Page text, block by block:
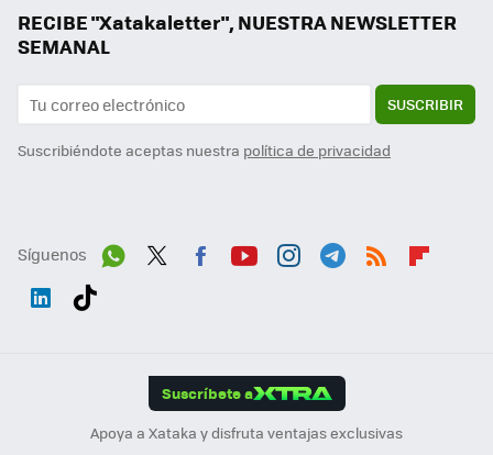
RECIBE "Xatakaletter", NUESTRA NEWSLETTER
SEMANAL
SUSCRIBIR
Suscribiéndote aceptas nuestra política de privacidad
Síguenos
Suscríbete a
Apoya a Xataka y disfruta ventajas exclusivas